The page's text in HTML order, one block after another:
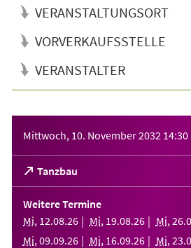
VERANSTALTUNGSORT
VORVERKAUFSSTELLE
VERANSTALTER
Mittwoch, 10. November 2032 14:30
Tanzbau
(Öffnet
in
einem
neuen
Tab)
Weitere Termine
Mi, 12.08.26 Mi, 19.08.26 Mi, 26.
Mi, 09.09.26 Mi, 16.09.26 Mi, 23.